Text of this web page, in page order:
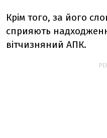
Крім того, за його
сприяють
вітчизняний АПК.